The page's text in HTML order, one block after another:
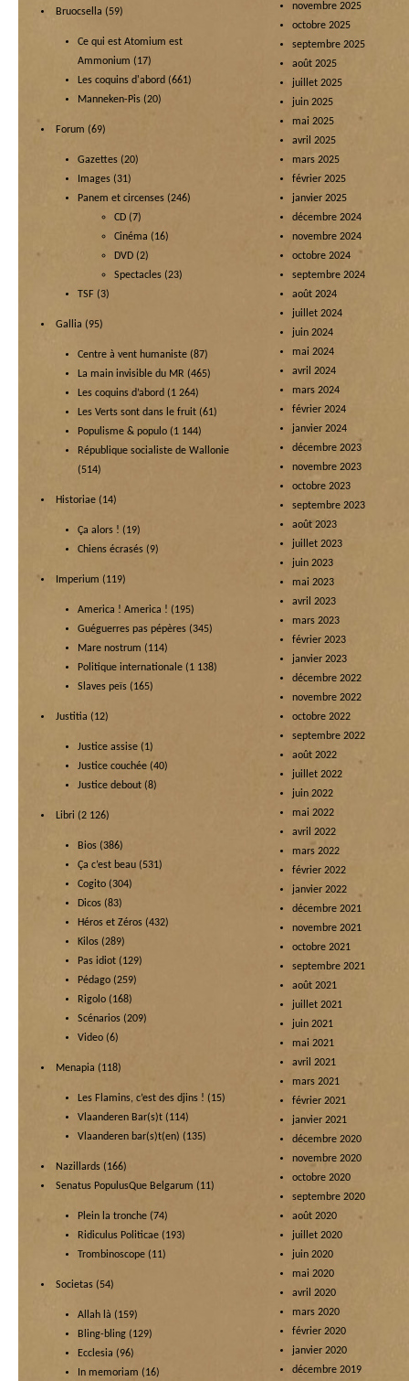
Bruocsella (59)
Ce qui est Atomium est
Ammonium (17)
Les coquins d'abord (661)
Manneken-Pis (20)
Forum (69)
Gazettes (20)
Images (31)
Panem et circenses (246)
CD (7)
Cinéma (16)
DVD (2)
Spectacles (23)
TSF (3)
Gallia (95)
Centre à vent humaniste (87)
La main invisible du MR (465)
Les coquins d’abord (1 264)
Les Verts sont dans le fruit (61)
Populisme & populo (1 144)
République socialiste de Wallonie
(514)
Historiae (14)
Ça alors ! (19)
Chiens écrasés (9)
Imperium (119)
America ! America ! (195)
Guéguerres pas pépères (345)
Mare nostrum (114)
Politique internationale (1 138)
Slaves peïs (165)
Justitia (12)
Justice assise (1)
Justice couchée (40)
Justice debout (8)
Libri (2 126)
Bios (386)
Ça c’est beau (531)
Cogito (304)
Dicos (83)
Héros et Zéros (432)
Kilos (289)
Pas idiot (129)
Pédago (259)
Rigolo (168)
Scénarios (209)
Video (6)
Menapia (118)
Les Flamins, c’est des djins ! (15)
Vlaanderen Bar(s)t (114)
Vlaanderen bar(s)t(en) (135)
Nazillards (166)
Senatus PopulusQue Belgarum (11)
Plein la tronche (74)
Ridiculus Politicae (193)
Trombinoscope (11)
Societas (54)
Allah là (159)
Bling-bling (129)
Ecclesia (96)
In memoriam (16)
novembre 2025
octobre 2025
septembre 2025
août 2025
juillet 2025
juin 2025
mai 2025
avril 2025
mars 2025
février 2025
janvier 2025
décembre 2024
novembre 2024
octobre 2024
septembre 2024
août 2024
juillet 2024
juin 2024
mai 2024
avril 2024
mars 2024
février 2024
janvier 2024
décembre 2023
novembre 2023
octobre 2023
septembre 2023
août 2023
juillet 2023
juin 2023
mai 2023
avril 2023
mars 2023
février 2023
janvier 2023
décembre 2022
novembre 2022
octobre 2022
septembre 2022
août 2022
juillet 2022
juin 2022
mai 2022
avril 2022
mars 2022
février 2022
janvier 2022
décembre 2021
novembre 2021
octobre 2021
septembre 2021
août 2021
juillet 2021
juin 2021
mai 2021
avril 2021
mars 2021
février 2021
janvier 2021
décembre 2020
novembre 2020
octobre 2020
septembre 2020
août 2020
juillet 2020
juin 2020
mai 2020
avril 2020
mars 2020
février 2020
janvier 2020
décembre 2019